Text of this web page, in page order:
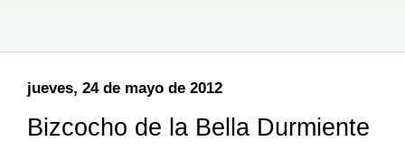
jueves, 24 de mayo de 2012
Bizcocho de la Bella Durmiente